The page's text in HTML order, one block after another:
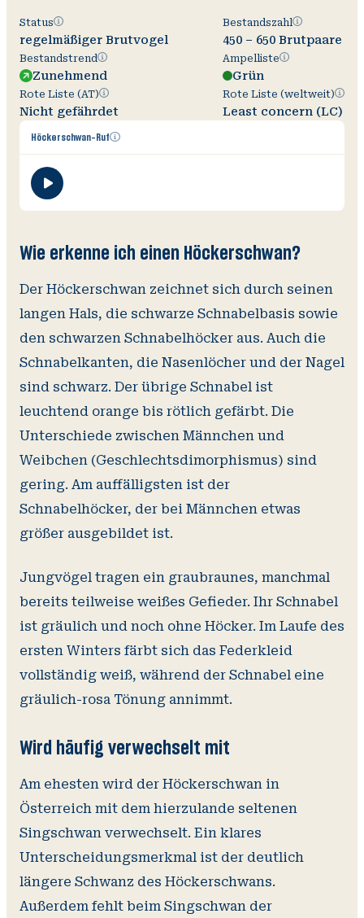
Höckerschwan-RufZusätzliche
StatusStatus
regelmäßiger Brutvogel
BestandstrendBestandstrend
Zunehmend
Rote Liste (AT)Rote
Liste
(AT)
Nicht gefährdet
BestandszahlBestandszahl
450 – 650 Brutpaare
AmpellisteAmpelliste
Grün
Rote Liste (weltweit)Rote
Liste
Least concern (LC)
Wie erkenne ich einen Höckerschwan?
Der Höckerschwan zeichnet sich durch seinen
langen Hals, die schwarze Schnabelbasis sowie
den schwarzen Schnabelhöcker aus. Auch die
Schnabelkanten, die Nasenlöcher und der Nagel
sind schwarz. Der übrige Schnabel ist
leuchtend orange bis rötlich gefärbt. Die
Unterschiede zwischen Männchen und
Weibchen (Geschlechtsdimorphismus) sind
gering. Am auffälligsten ist der
Schnabelhöcker, der bei Männchen etwas
größer ausgebildet ist.
Jungvögel tragen ein graubraunes, manchmal
bereits teilweise weißes Gefieder. Ihr Schnabel
ist gräulich und noch ohne Höcker. Im Laufe des
ersten Winters färbt sich das Federkleid
vollständig weiß, während der Schnabel eine
gräulich-rosa Tönung annimmt.
Wird häufig verwechselt mit
Am ehesten wird der Höckerschwan in
Österreich mit dem hierzulande seltenen
Singschwan verwechselt. Ein klares
Unterscheidungsmerkmal ist der deutlich
längere Schwanz des Höckerschwans.
Außerdem fehlt beim Singschwan der